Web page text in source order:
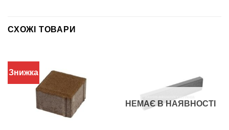
СХОЖІ ТОВАРИ
Знижка
НЕМАЄ В НАЯВНОСТІ